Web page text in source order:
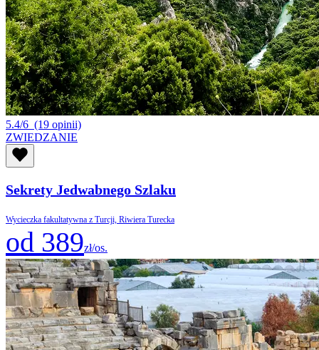
5.4/6 (19 opinii)
ZWIEDZANIE
Sekrety Jedwabnego Szlaku
Wycieczka fakultatywna z Turcji, Riwiera Turecka
od 389zł/os.